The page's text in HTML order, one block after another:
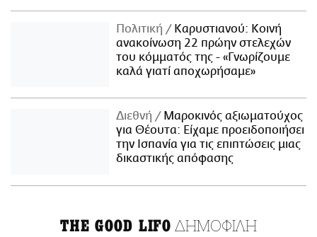
Πολιτική
Καρυστιανού: Κοινή
ανακοίνωση 22 πρώην στελεχών
του κόμματός της - «Γνωρίζουμε
καλά γιατί αποχωρήσαμε»
Διεθνή
Μαροκινός αξιωματούχος
για Θέουτα: Είχαμε προειδοποιήσει
την Ισπανία για τις επιπτώσεις μιας
δικαστικής απόφασης
THE GOOD LIFO ΔΗΜΟΦΙΛΗ